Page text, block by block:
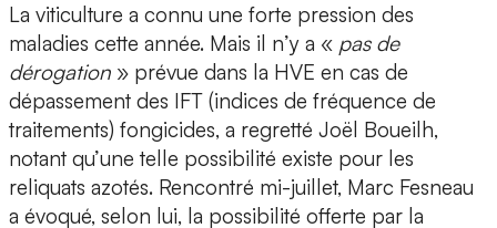
La viticulture a connu une forte pression des
maladies cette année. Mais il n’y a « pas de
dérogation » prévue dans la HVE en cas de
dépassement des IFT (indices de fréquence de
traitements) fongicides, a regretté Joël Boueilh,
notant qu’une telle possibilité existe pour les
reliquats azotés. Rencontré mi-juillet, Marc Fesneau
a évoqué, selon lui, la possibilité offerte par la